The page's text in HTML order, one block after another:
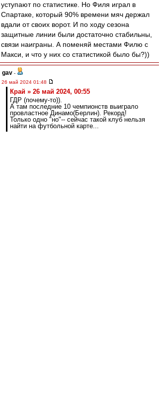
уступают по статистике. Но Филя играл в
Спартаке, который 90% времени мяч держал
вдали от своих ворот. И по ходу сезона
защитные линии были достаточно стабильны,
связи наиграны. А поменяй местами Филю с
Макси, и что у них со статистикой было бы?))
gav -
26 май 2024 01:48
Край » 26 май 2024, 00:55
ГДР (почему-то)).
А там последние 10 чемпионств выиграло
провластное Динамо(Берлин). Рекорд!
Только одно "но"-- сейчас такой клуб нельзя
найти на футбольной карте...